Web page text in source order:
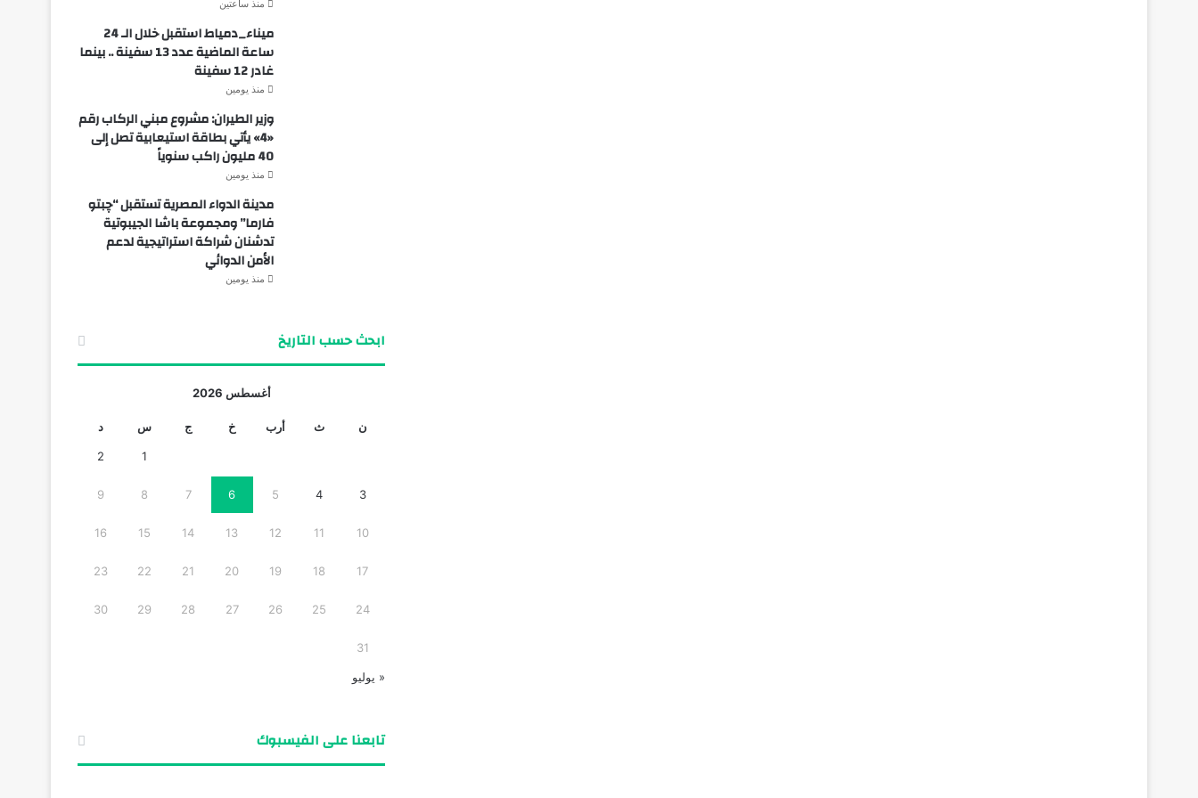
منذ ساعتين
ميناء_دمياط استقبل خلال الـ 24
ساعة الماضية عدد 13 سفينة .. بينما
غادر 12 سفينة
منذ يومين
وزير الطيران: مشروع مبني الركاب رقم
«4» يأتي بطاقة استيعابية تصل إلى
40 مليون راكب سنوياً
منذ يومين
مدينة الدواء المصرية تستقبل “چبتو
فارما” ومجموعة باشا الجيبوتية
تدشنان شراكة استراتيجية لدعم
الأمن الدوائي
منذ يومين
ابحث حسب التاريخ
أغسطس 2026
ن ث أرب خ ج س د
1
2
3
4
5
6
7
8
9
10
11
12
13
14
15
16
17
18
19
20
21
22
23
24
25
26
27
28
29
30
31
« يوليو
تابعنا على الفيسبوك